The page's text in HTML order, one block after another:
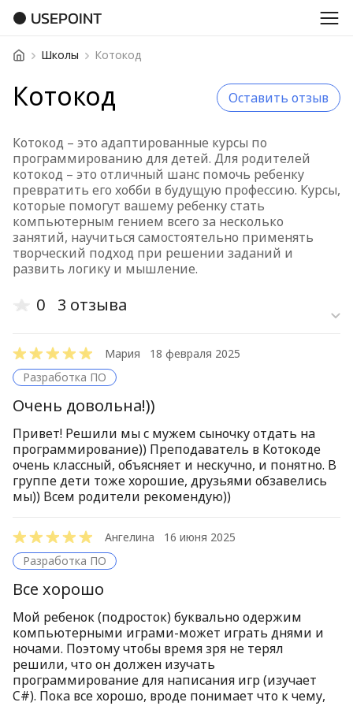
USEPOINT
Школы Котокод
Котокод
Котокод – это адаптированные курсы по
программированию для детей. Для родителей
котокод – это отличный шанс помочь ребенку
превратить его хобби в будущую профессию. Курсы,
которые помогут вашему ребенку стать
компьютерным гением всего за несколько
занятий, научиться самостоятельно применять
творческий подход при решении заданий и
развить логику и мышление.
0 3 отзыва
Мария
18 февраля 2025
Разработка ПО
Очень довольна!))
Привет! Решили мы с мужем сыночку отдать на
программирование)) Преподаватель в Котокоде
очень классный, объясняет и нескучно, и понятно. В
группе дети тоже хорошие, друзьями обзавелись
мы)) Всем родители рекомендую))
Ангелина
16 июня 2025
Разработка ПО
Все хорошо
Мой ребенок (подросток) буквально одержим
компьютерными играми-может играть днями и
ночами. Поэтому чтобы время зря не терял
решили, что он должен изучать
программирование для написания игр (изучает
C#). Пока все хорошо, вроде понимает что к чему,
Оставить отзыв